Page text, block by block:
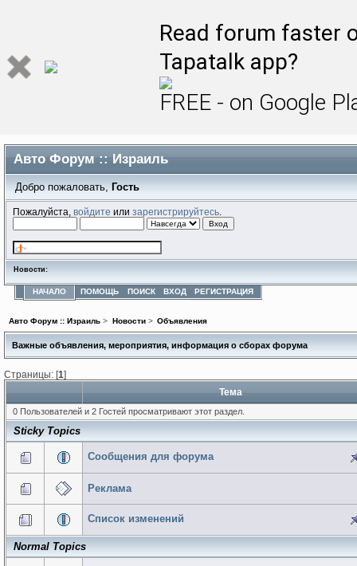
Read forum faster
Tapatalk app?
FREE - on Google
Авто Форум :: Израиль
Добро пожаловать, Гость
Пожалуйста,войдите илизарегистрируйтесь
Новости:
НАЧАЛО ПОМОЩЬ ПОИСК ВХОД РЕГИСТРАЦИЯ
Авто Форум :: Израиль > Новости> Объявления
Важные объявления, мероприятия, информация о сборах форума
Страницы: [1]
Тема
0 Пользователей и 2 Гостей просматривают этот раздел.
Sticky Topics
Сообщения для форума
Реклама
Список изменений
Normal Topics